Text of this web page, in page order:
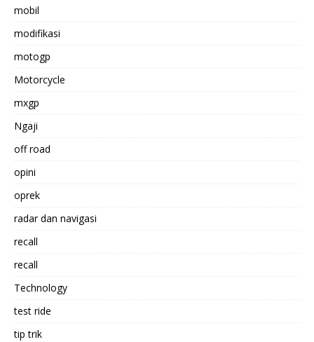
mobil
modifikasi
motogp
Motorcycle
mxgp
Ngaji
off road
opini
oprek
radar dan navigasi
recall
recall
Technology
test ride
tip trik